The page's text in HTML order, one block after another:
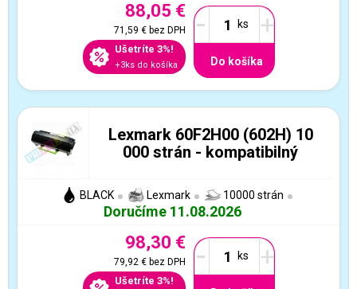
88,05 €
71,59 €bez DPH
Ušetríte 3%!
+3ks do košíka
- +
Do košíka
Lexmark 60F2H00 (602H) 10
000 strán - kompatibilný
BLACK Lexmark 10000 strán
Doručíme 11.08.2026
98,30 €
79,92 €bez DPH
Ušetríte 3%!
- +